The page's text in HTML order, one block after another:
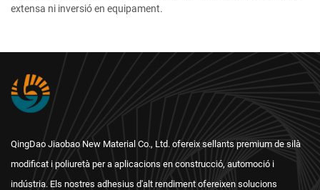
extensa ni inversió en equipament.
QingDao Jiaobao New Material Co., Ltd. ofereix sellants premium de silà
modificat i poliuretà per a aplicacions en construcció, automoció i
indústria. Els nostres adhesius d'alt rendiment ofereixen solucions